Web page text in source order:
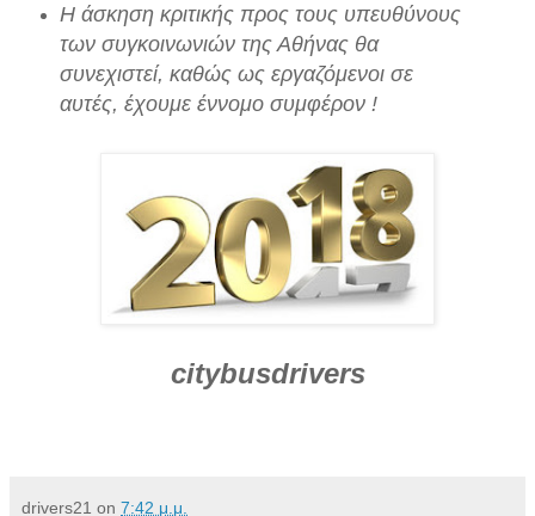
Η άσκηση κριτικής προς τους υπευθύνους
των συγκοινωνιών της Αθήνας θα
συνεχιστεί, καθώς ως εργαζόμενοι σε
αυτές, έχουμε έννομο συμφέρον !
citybusdrivers
drivers21 on 7:42 μ.μ.